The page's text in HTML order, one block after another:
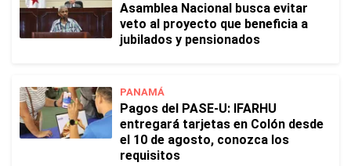
Asamblea Nacional busca evitar
veto al proyecto que beneficia a
jubilados y pensionados
PANAMÁ
Pagos del PASE-U: IFARHU
entregará tarjetas en Colón desde
el 10 de agosto, conozca los
requisitos